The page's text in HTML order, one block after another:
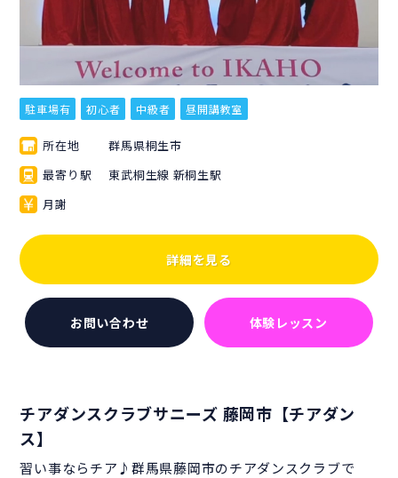
駐車場有 初心者 中級者 昼開講教室
所在地
群馬県桐生市
最寄り駅
東武桐生線 新桐生駅
月謝
詳細を見る
お問い合わせ 体験レッスン
チアダンスクラブサニーズ 藤岡市【チアダン
ス】
習い事ならチア♪群馬県藤岡市のチアダンスクラブで